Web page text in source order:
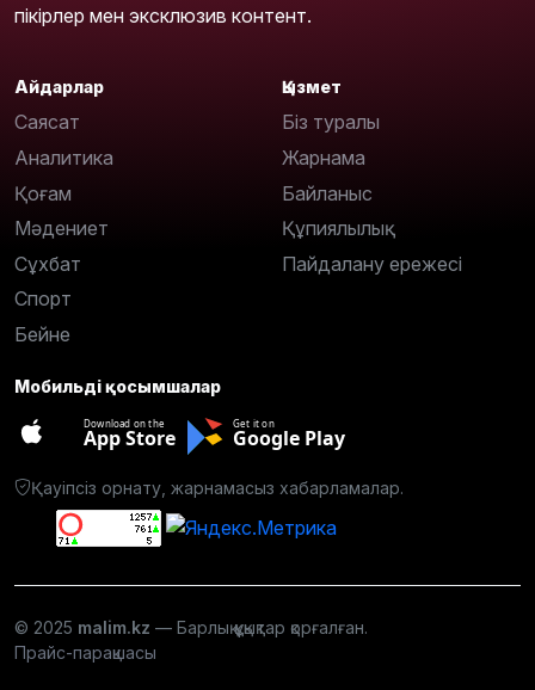
пікірлер мен эксклюзив контент.
Айдарлар
Саясат
Аналитика
Қоғам
Мәдениет
Сұхбат
Спорт
Бейне
Қызмет
Біз туралы
Жарнама
Байланыс
Құпиялылық
Пайдалану ережесі
Мобильді қосымшалар
Download on the
App Store
Get it on
Google Play
Қауіпсіз орнату, жарнамасыз хабарламалар.
© 2025 malim.kz — Барлық құқықтар қорғалған.
Прайс-парақшасы